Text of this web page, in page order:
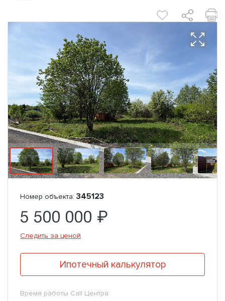
Номер объекта: 345123
5 500 000 ₽
Следить за ценой
Ипотечный калькулятор
Время работы Call Центра: